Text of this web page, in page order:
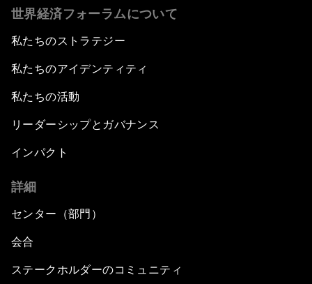
世界経済フォーラムについて
私たちのストラテジー
私たちのアイデンティティ
私たちの活動
リーダーシップとガバナンス
インパクト
詳細
センター（部門）
会合
ステークホルダーのコミュニティ